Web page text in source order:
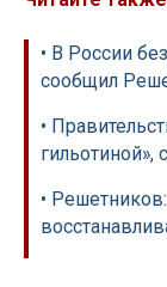
• В России
сообщил
•
•